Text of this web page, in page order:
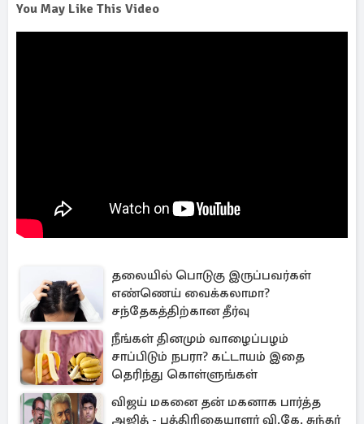
You May Like This Video
தலையில் பொடுகு இருப்பவர்கள்
எண்ணெய் வைக்கலாமா?
சந்தேகத்திற்கான தீர்வு
நீங்கள் தினமும் வாழைப்பழம்
சாப்பிடும் நபரா? கட்டாயம் இதை
தெரிந்து கொள்ளுங்கள்
விஜய் மகனை தன் மகனாக பார்த்த
அஜித் - பத்திரிகையாளர் வி.கே. சுந்தர்